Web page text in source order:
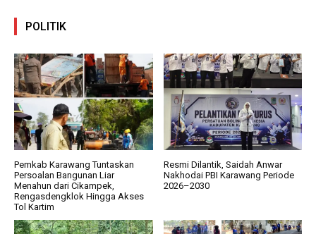
POLITIK
Pemkab Karawang Tuntaskan
Persoalan Bangunan Liar
Menahun dari Cikampek,
Rengasdengklok Hingga Akses
Tol Kartim
Resmi Dilantik, Saidah Anwar
Nakhodai PBI Karawang Periode
2026–2030